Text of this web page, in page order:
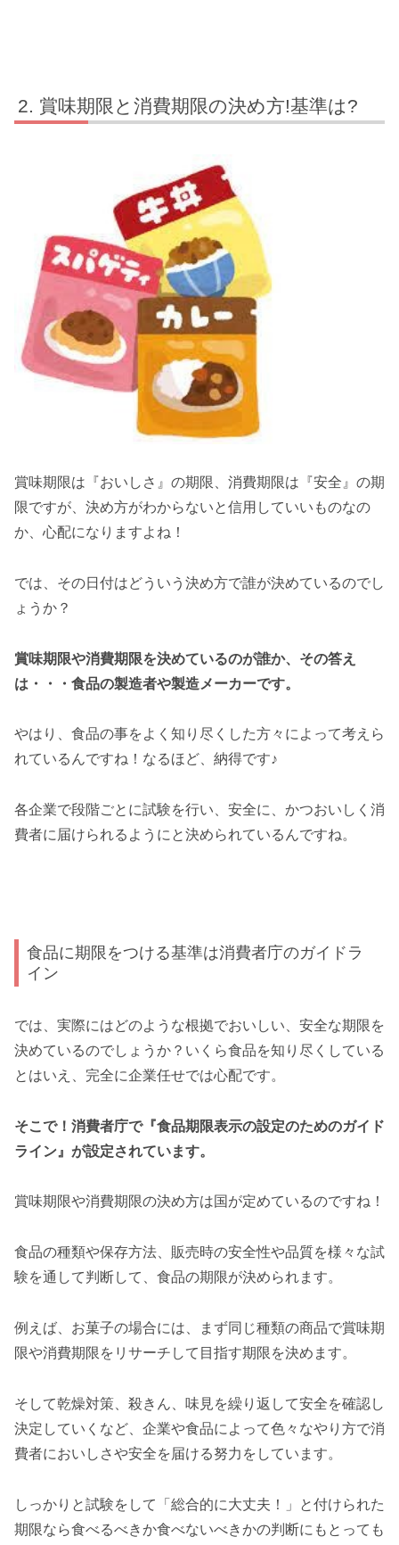
賞味期限と消費期限の決め方!基準は?
賞味期限は『おいしさ』の期限、消費期限は『安全』の期
限ですが、決め方がわからないと信用していいものなの
か、心配になりますよね！
では、その日付はどういう決め方で誰が決めているのでし
ょうか？
賞味期限や消費期限を決めているのが誰か、その答え
は・・・食品の製造者や製造メーカーです。
やはり、食品の事をよく知り尽くした方々によって考えら
れているんですね！なるほど、納得です♪
各企業で段階ごとに試験を行い、安全に、かつおいしく消
費者に届けられるようにと決められているんですね。
食品に期限をつける基準は消費者庁のガイドラ
イン
では、実際にはどのような根拠でおいしい、安全な期限を
決めているのでしょうか？いくら食品を知り尽くしている
とはいえ、完全に企業任せでは心配です。
そこで！消費者庁で『食品期限表示の設定のためのガイド
ライン』が設定されています。
賞味期限や消費期限の決め方は国が定めているのですね！
食品の種類や保存方法、販売時の安全性や品質を様々な試
験を通して判断して、食品の期限が決められます。
例えば、お菓子の場合には、まず同じ種類の商品で賞味期
限や消費期限をリサーチして目指す期限を決めます。
そして乾燥対策、殺きん、味見を繰り返して安全を確認し
決定していくなど、企業や食品によって色々なやり方で消
費者においしさや安全を届ける努力をしています。
しっかりと試験をして「総合的に大丈夫！」と付けられた
期限なら食べるべきか食べないべきかの判断にもとっても